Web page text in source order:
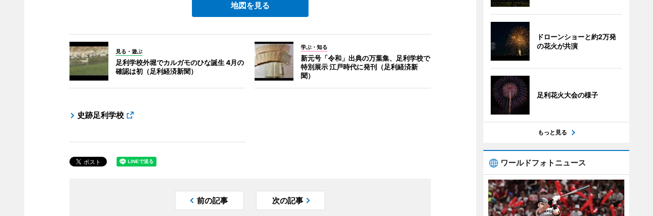
地図を見る
見る・遊ぶ
足利学校外堀でカルガモのひな誕生 4月の
確認は初（足利経済新聞）
学ぶ・知る
新元号「令和」出典の万葉集、足利学校で
特別展示 江戸時代に発刊（足利経済新
聞）
史跡足利学校
前の記事 次の記事
ドローンショーと約2万発
の花火が共演
足利花火大会の様子
もっと見る
ワールドフォトニュース